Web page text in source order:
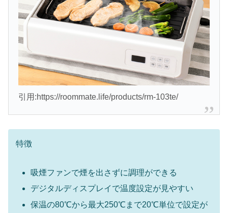
引用:https://roommate.life/products/rm-103te/
特徴
吸煙ファンで煙を出さずに調理ができる
デジタルディスプレイで温度設定が見やすい
保温の80℃から最大250℃まで20℃単位で設定が